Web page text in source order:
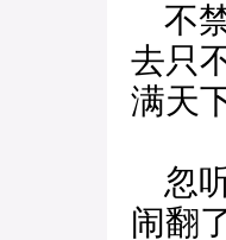
不
去只
满天
忽
闹翻